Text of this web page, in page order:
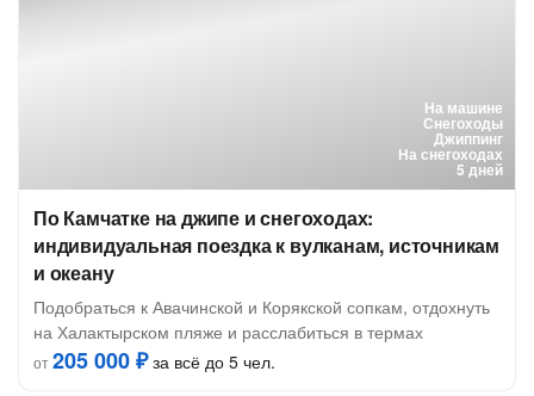
На машине
Снегоходы
Джиппинг
На снегоходах
5 дней
По Камчатке на джипе и снегоходах:
индивидуальная поездка к вулканам, источникам
и океану
Подобраться к Авачинской и Корякской сопкам, отдохнуть
на Халактырском пляже и расслабиться в термах
от205 000 ₽за всё до 5 чел.